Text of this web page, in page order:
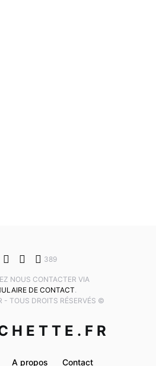
389
NOUS CONTACTER VIA
DE CONTACT.
- TOUS DROITS RÉSERVÉS ©
A propos Contact